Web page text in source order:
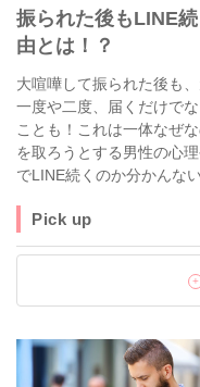
振られた後もLINE
由とは！？
大喧嘩して振られた後も
一度や二度、届くだけで
ことも！これは一体なぜ
を取ろうとする男性の心
でLINE続くのか分かんな
Pick up